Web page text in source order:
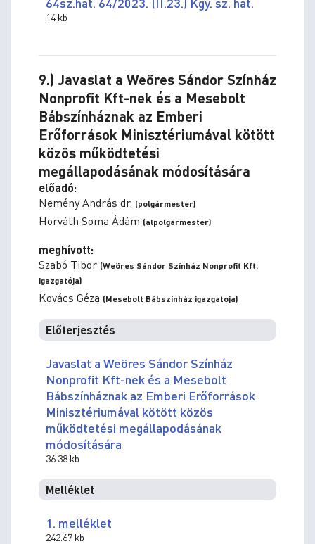
14 kb
9.) Javaslat a Weöres Sándor Színház
Nonprofit Kft-nek és a Mesebolt
Bábszínháznak az Emberi
Erőforrások Minisztériumával kötött
közös működtetési
megállapodásának módosítására
előadó:
Nemény András dr. (polgármester)
Horváth Soma Ádám (alpolgármester)
meghívott:
Szabó Tibor (Weöres Sándor Színház Nonprofit Kft.
igazgatója)
Kovács Géza (Mesebolt Bábszínház igazgatója)
Előterjesztés
Javaslat a Weöres Sándor Színház
Nonprofit Kft-nek és a Mesebolt
Bábszínháznak az Emberi Erőforrások
Minisztériumával kötött közös
működtetési megállapodásának
módosítására
36.38 kb
Melléklet
1. melléklet
242.67 kb